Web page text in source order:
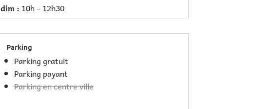
dim : 10h – 12h30
Parking
Parking gratuit
Parking payant
Parking en centre ville